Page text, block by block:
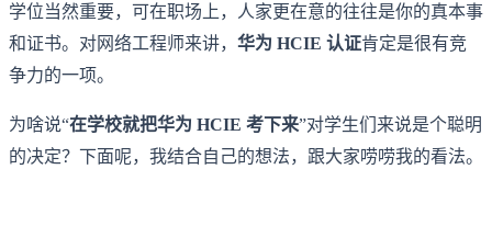
学位当然重要，可在职场上，人家更在意的往往是你的真本事
和证书。对网络工程师来讲， 华为 HCIE 认证肯定是很有竞
争力的一项。
为啥说“在学校就把华为 HCIE 考下来”对学生们来说是个聪明
的决定？下面呢，我结合自己的想法，跟大家唠唠我的看法。